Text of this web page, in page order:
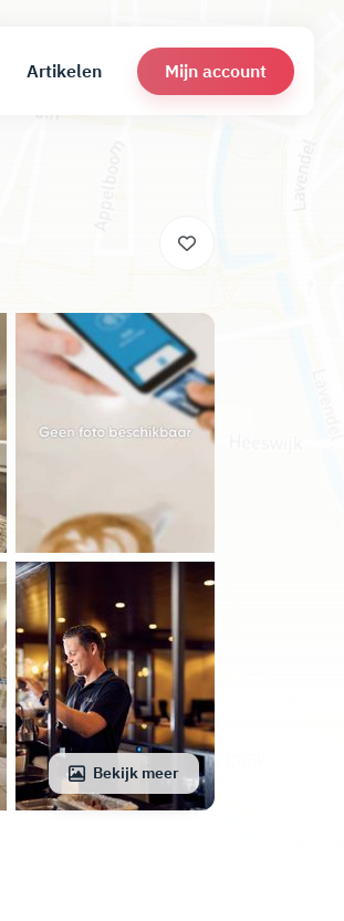
Artikelen Mijn account
Bekijk meer